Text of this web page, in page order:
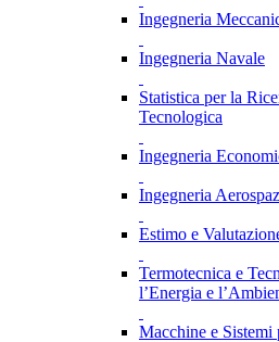
Ingegneria
Ingegneria Navale
Statistica per la
Tecnologica
Ingegneria
Ingegneria
Estimo e
Termotecnica e
l’Energia e
Macchine e Sistemi